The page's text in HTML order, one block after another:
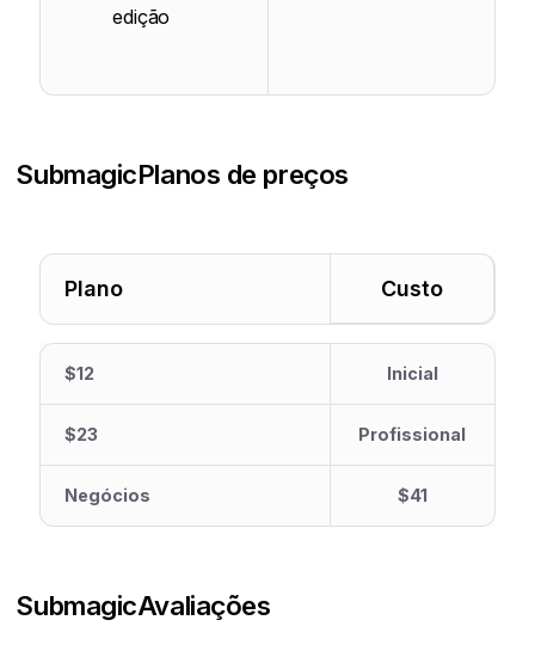
edição
SubmagicPlanos de preços
Plano Custo
$12 Inicial
$23 Profissional
Negócios $41
SubmagicAvaliações